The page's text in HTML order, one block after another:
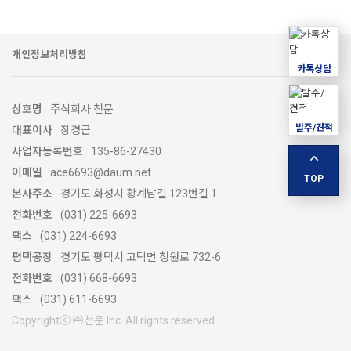
개인정보처리방침
상호명
주식회사 천문
대표이사
장경근
사업자등록번호
135-86-27430
이메일
ace6693@daum.net
본사주소
경기도 화성시 황계남길 123번길 1
전화번호
(031) 225-6693
팩스
(031) 224-6693
평택공장
경기도 평택시 고덕면 청원로 732-6
전화번호
(031) 668-6693
팩스
(031) 611-6693
Copyrightⓒ ㈜천문 lnc. All rights reserved.
카톡상담
발주/견적
TOP